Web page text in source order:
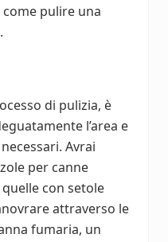
pulire una
di pulizia, è
l’area e
Avrai
per canne
con setole
attraverso le
fumaria, un